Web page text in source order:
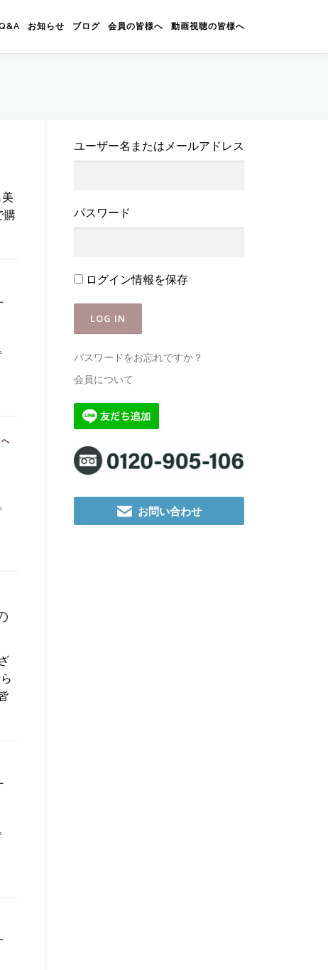
お知らせ ブログ 会員の皆様へ 動画視聴の皆様へ
購
ユーザー名またはメールアドレス
パスワード
ログイン情報を保存
パスワードをお忘れですか？
会員について
お問い合わせ